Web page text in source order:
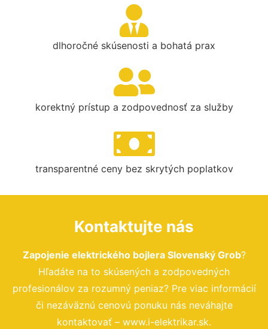
dlhoročné skúsenosti a bohatá prax
korektný prístup a zodpovednosť za služby
transparentné ceny bez skrytých poplatkov
Kontaktujte nás
Zapojenie elektrického bojlera Slovenský Grob?
Hľadáte na to skúsených a zodpovedných
profesionálov za rozumný peniaz? Pre viac informácií
či nezáväznú cenovú ponuku nás neváhajte
kontaktovať – www.i-elektrikar.sk.